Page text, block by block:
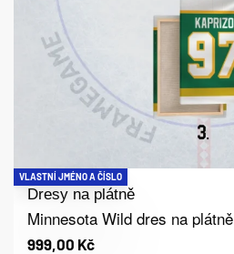
VLASTNÍ JMÉNO A ČÍSLO
Dresy na plátně
Minnesota Wild dres na plátně
999,00 Kč